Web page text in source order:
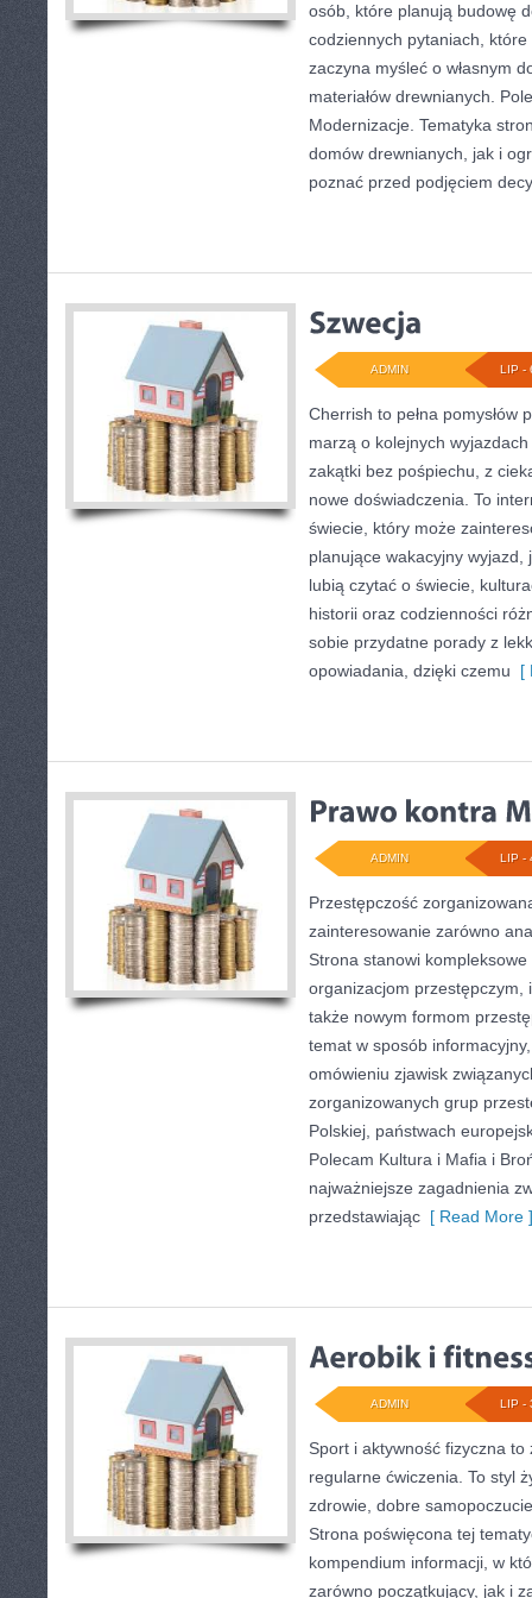
osób, które planują budowę
codziennych pytaniach,
zaczyna myśleć o własnym
materiałów drewnianych.
Modernizacje. Tematyka
domów drewnianych, jak i
poznać przed podjęciem
LIP -
ADMIN
Cherrish to pełna pomysłów
marzą o kolejnych
zakątki bez pośpiechu, z
nowe doświadczenia. To
świecie, który może
planujące wakacyjny
lubią czytać o świecie,
historii oraz codzienności
sobie przydatne porady z
opowiadania, dzięki czemu [
LIP -
ADMIN
Przestępczość
zainteresowanie zarówno
Strona stanowi
organizacjom przestępczym,
także nowym formom
temat w sposób
omówieniu zjawisk
zorganizowanych grup
Polskiej, państwach
Polecam Kultura i Mafia i
najważniejsze zagadnienia
przedstawiając [ Read More ]
LIP -
ADMIN
Sport i aktywność fizyczna
regularne ćwiczenia. To styl
zdrowie, dobre
Strona poświęcona tej
kompendium informacji, w
zarówno początkujący, jak i